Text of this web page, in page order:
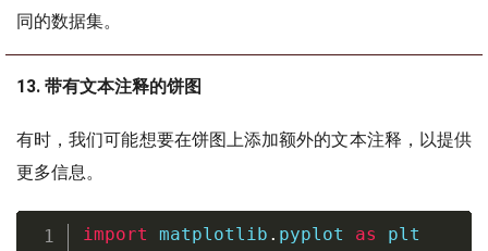
同的数据集。
13. 带有文本注释的饼图
有时，我们可能想要在饼图上添加额外的文本注释，以提供
更多信息。
import matplotlib . pyplot as plt